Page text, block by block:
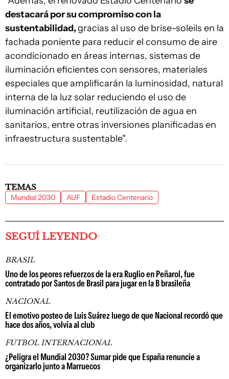
destacará por su compromiso con la
sustentabilidad,gracias al uso de brise-soleils en la
fachada poniente para reducir el consumo de aire
acondicionado en áreas internas, sistemas de
iluminación eficientes con sensores, materiales
especiales que amplificarán la luminosidad, natural
interna de la luz solar reduciendo el uso de
iluminación artificial, reutilización de agua en
sanitarios, entre otras inversiones planificadas en
infraestructura sustentable".
TEMAS
Mundial 2030 AUF Estadio Centenario
SEGUÍ LEYENDO
BRASIL
Uno de los peores refuerzos de la era Ruglio en Peñarol, fue
contratado por Santos de Brasil para jugar en la B brasileña
NACIONAL
El emotivo posteo de Luis Suárez luego de que Nacional recordó que
hace dos años, volvía al club
FUTBOL INTERNACIONAL
¿Peligra el Mundial 2030? Sumar pide que España renuncie a
organizarlo junto a Marruecos